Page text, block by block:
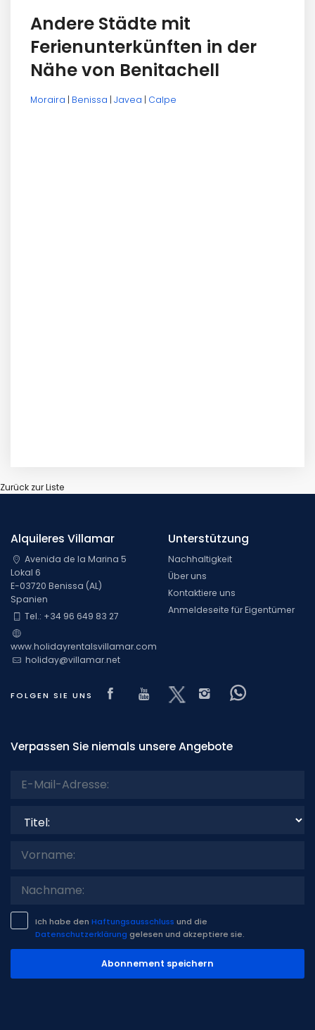
Andere Städte mit
Ferienunterkünften in der
Nähe von Benitachell
Moraira | Benissa | Javea | Calpe
Zurück zur Liste
Alquileres Villamar
Avenida de la Marina 5
Lokal 6
E-03720 Benissa (AL)
Spanien
Tel.: +34 96 649 83 27
www.holidayrentalsvillamar.com
holiday@villamar.net
FOLGEN SIE UNS Visit our Facebook page
Visit our youtube page
Visit our x page
Visit our
Visit our
Unterstützung
Nachhaltigkeit
Über uns
Kontaktiere uns
Anmeldeseite für Eigentümer
Verpassen Sie niemals unsere Angebote
Ich habe den Haftungsausschluss und die
Datenschutzerklärung gelesen und akzeptiere sie.
Abonnement speichern